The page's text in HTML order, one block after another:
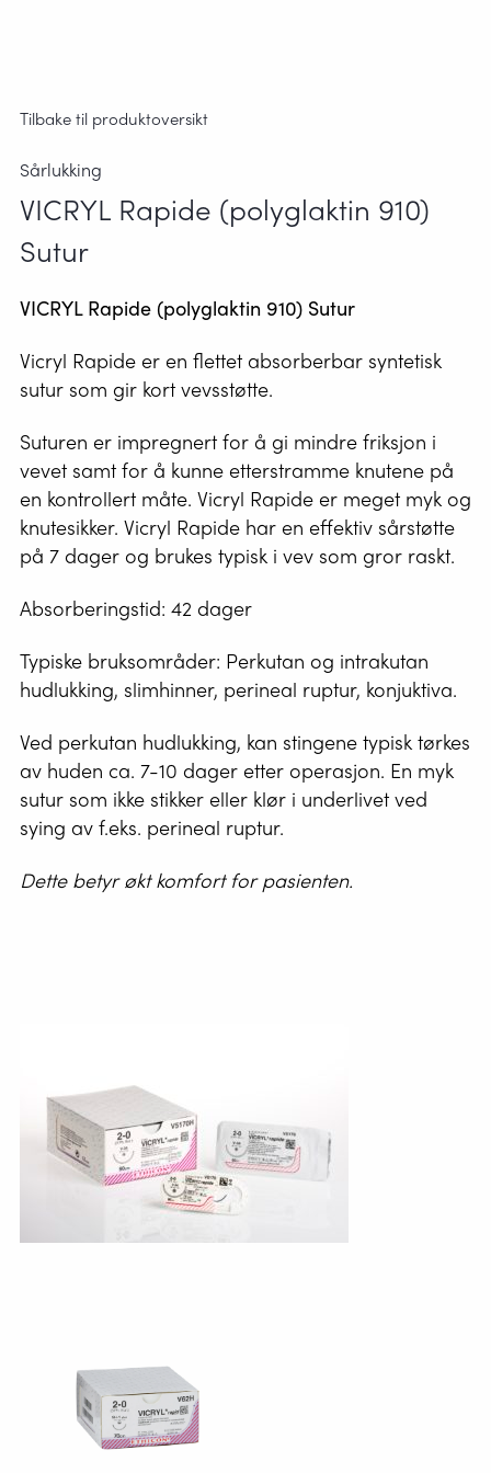
Tilbake til produktoversikt
Sårlukking
VICRYL Rapide (polyglaktin 910)
Sutur
VICRYL Rapide (polyglaktin 910) Sutur
Vicryl Rapide er en flettet absorberbar syntetisk
sutur som gir kort vevsstøtte.
Suturen er impregnert for å gi mindre friksjon i
vevet samt for å kunne etterstramme knutene på
en kontrollert måte. Vicryl Rapide er meget myk og
knutesikker. Vicryl Rapide har en effektiv sårstøtte
på 7 dager og brukes typisk i vev som gror raskt.
Absorberingstid: 42 dager
Typiske bruksområder: Perkutan og intrakutan
hudlukking, slimhinner, perineal ruptur, konjuktiva.
Ved perkutan hudlukking, kan stingene typisk tørkes
av huden ca. 7-10 dager etter operasjon. En myk
sutur som ikke stikker eller klør i underlivet ved
sying av f.eks. perineal ruptur.
Dette betyr økt komfort for pasienten.